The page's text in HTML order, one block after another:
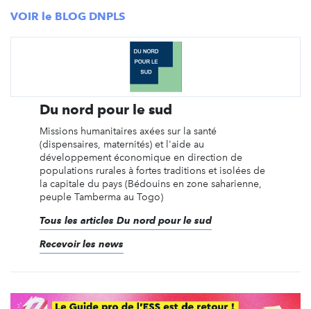
VOIR le BLOG DNPLS
Du nord pour le sud
Missions humanitaires axées sur la santé
(dispensaires, maternités) et l'aide au
développement économique en direction de
populations rurales à fortes traditions et isolées de
la capitale du pays (Bédouins en zone saharienne,
peuple Tamberma au Togo)
Tous les articles Du nord pour le sud
Recevoir les news